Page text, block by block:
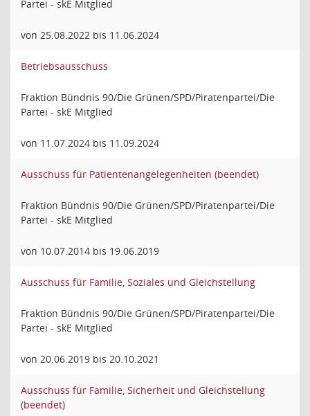
Partei - skE Mitglied
von 25.08.2022 bis 11.06.2024
Betriebsausschuss
Fraktion Bündnis 90/Die Grünen/SPD/Piratenpartei/Die
Partei - skE Mitglied
von 11.07.2024 bis 11.09.2024
Ausschuss für Patientenangelegenheiten (beendet)
Fraktion Bündnis 90/Die Grünen/SPD/Piratenpartei/Die
Partei - skE Mitglied
von 10.07.2014 bis 19.06.2019
Ausschuss für Familie, Soziales und Gleichstellung
Fraktion Bündnis 90/Die Grünen/SPD/Piratenpartei/Die
Partei - skE Mitglied
von 20.06.2019 bis 20.10.2021
Ausschuss für Familie, Sicherheit und Gleichstellung
(beendet)